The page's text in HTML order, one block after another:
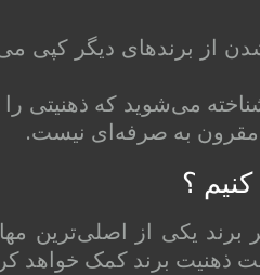
از برندهای دیگر کپی
می‌شوید که ذهنیتی
مقرون به صرفه‌ای نیست.
؟
برند یکی از اصلی‌ترین
ذهنیت برند کمک خواهد